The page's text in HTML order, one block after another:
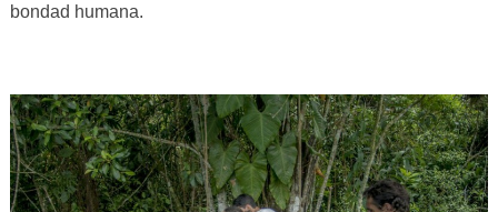
bondad humana.